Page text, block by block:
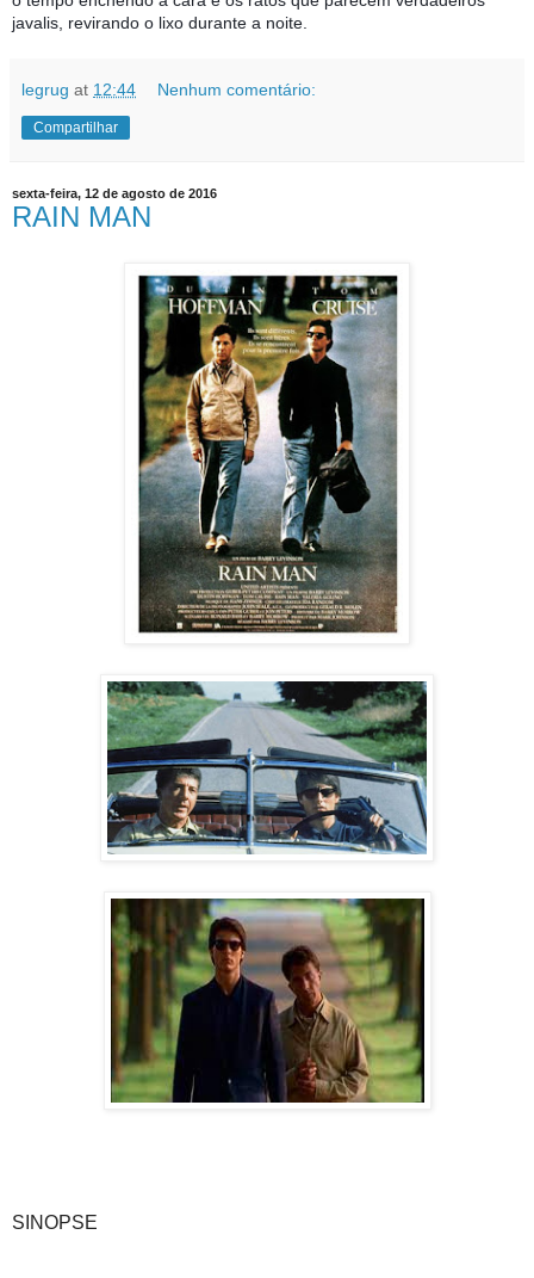
javalis, revirando o lixo durante a noite.
legrug at 12:44 Nenhum comentário:
Compartilhar
sexta-feira, 12 de agosto de 2016
RAIN MAN
SINOPSE